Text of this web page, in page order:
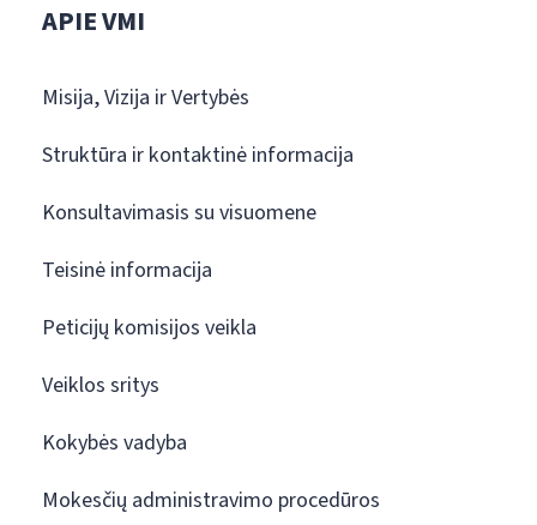
APIE VMI
Misija, Vizija ir Vertybės
Struktūra ir kontaktinė informacija
Konsultavimasis su visuomene
Teisinė informacija
Peticijų komisijos veikla
Veiklos sritys
Kokybės vadyba
Mokesčių administravimo procedūros